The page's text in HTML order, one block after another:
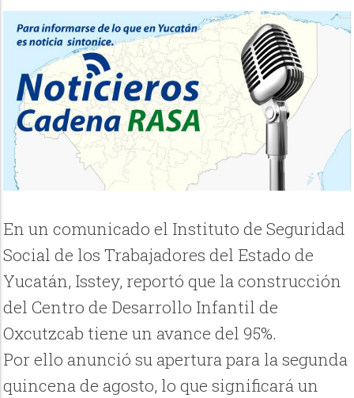
En un comunicado el Instituto de Seguridad
Social de los Trabajadores del Estado de
Yucatán, Isstey, reportó que la construcción
del Centro de Desarrollo Infantil de
Oxcutzcab tiene un avance del 95%.
Por ello anunció su apertura para la segunda
quincena de agosto, lo que significará un